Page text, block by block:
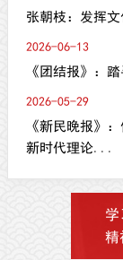
张朝枝：发挥
2026-06-13
《团结报》：
2026-05-29
《新民晚报》
新时代理论...
学
精